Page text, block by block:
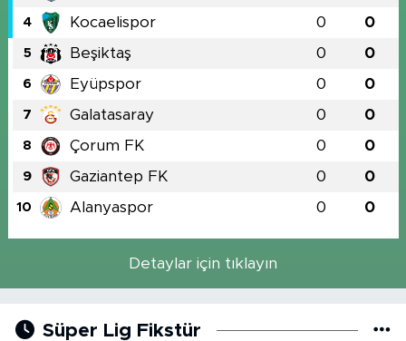
4 Kocaelispor 0 0
5 Beşiktaş 0 0
6 Eyüpspor 0 0
7 Galatasaray 0 0
8 Çorum FK 0 0
9 Gaziantep FK 0 0
10 Alanyaspor 0 0
Detaylar için tıklayın
Süper Lig Fikstür